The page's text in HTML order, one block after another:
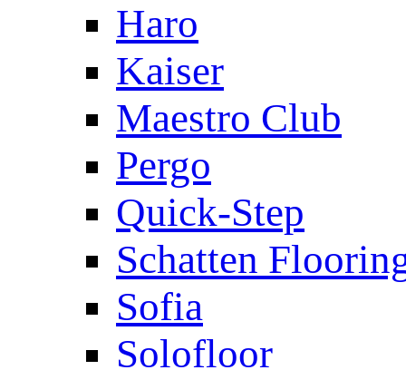
Haro
Kaiser
Maestro Club
Pergo
Quick-Step
Schatten
Sofia
Solofloor